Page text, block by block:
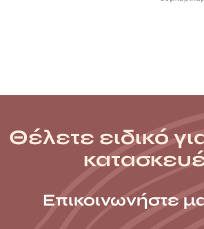
Θέλετε ειδικό
Επικοινωνήστε